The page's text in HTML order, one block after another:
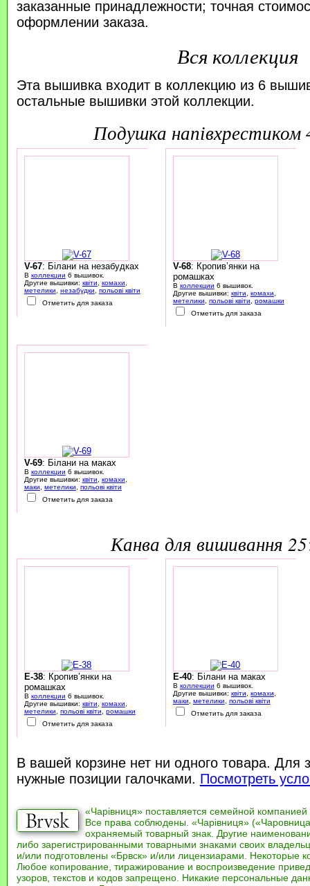
заказанные принадлежности; точная
оформлении заказа.
Вся коллекция
Эта вышивка входит в коллекцию из 6
остальные вышивки этой коллекции.
подушка
V-67: Білани на незабудках
В коллекции 6 вышивок.
Другие вышивки: квіти комахи
метелики
незабудки
польові квіти
Отметить для заказа
V-68: Кропив’янки на
ромашках
В коллекции 6 вышивок.
Другие вышивки: квіти комахи
метелики
польові квіти
ромашки
Отметить для заказа
V-69: Білани на маках
В коллекции 6 вышивок.
Другие вышивки: квіти комахи
маки
метелики
польові квіти
Отметить для заказа
канва для вишивання
E-38: Кропив’янки на
ромашках
В коллекции 6 вышивок.
Другие вышивки: квіти, комахи,
метелики, польові квіти, ромашки
Отметить для заказа
E-40: Білани на маках
В коллекции 6 вышивок.
Другие вышивки: квіти, комахи,
маки, метелики, польові квіти
Отметить для заказа
В вашей корзине нет ни одного товара. Для
нужные позиции галочками. Посмотреть
«Чарівниця» поставляется семейной компанией
Все права соблюдены. «Чарівниця»
охраняемый товарный знак. Другие
либо зарегистрированными товарными знаками своих
и/или подготовлены «Брвск» и/или лицензиарами. Некоторые
Любое копирование, тиражирование и воспроизведение
узоров, текстов и кодов запрещено. Никакие персональные